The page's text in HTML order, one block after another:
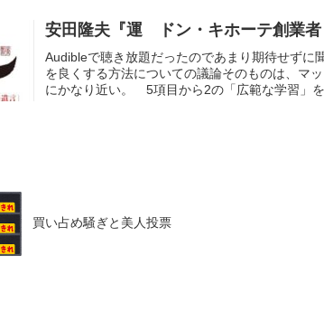
安田隆夫『運 ドン・キホーテ創業
Audibleで聴き放題だったのであまり期待せず
を良くする方法についての議論そのものは、マ
にかなり近い。 5項目から2の「広範な学習」
買い占め騒ぎと美人投票